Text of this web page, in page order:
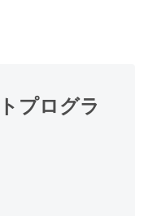
プログラ